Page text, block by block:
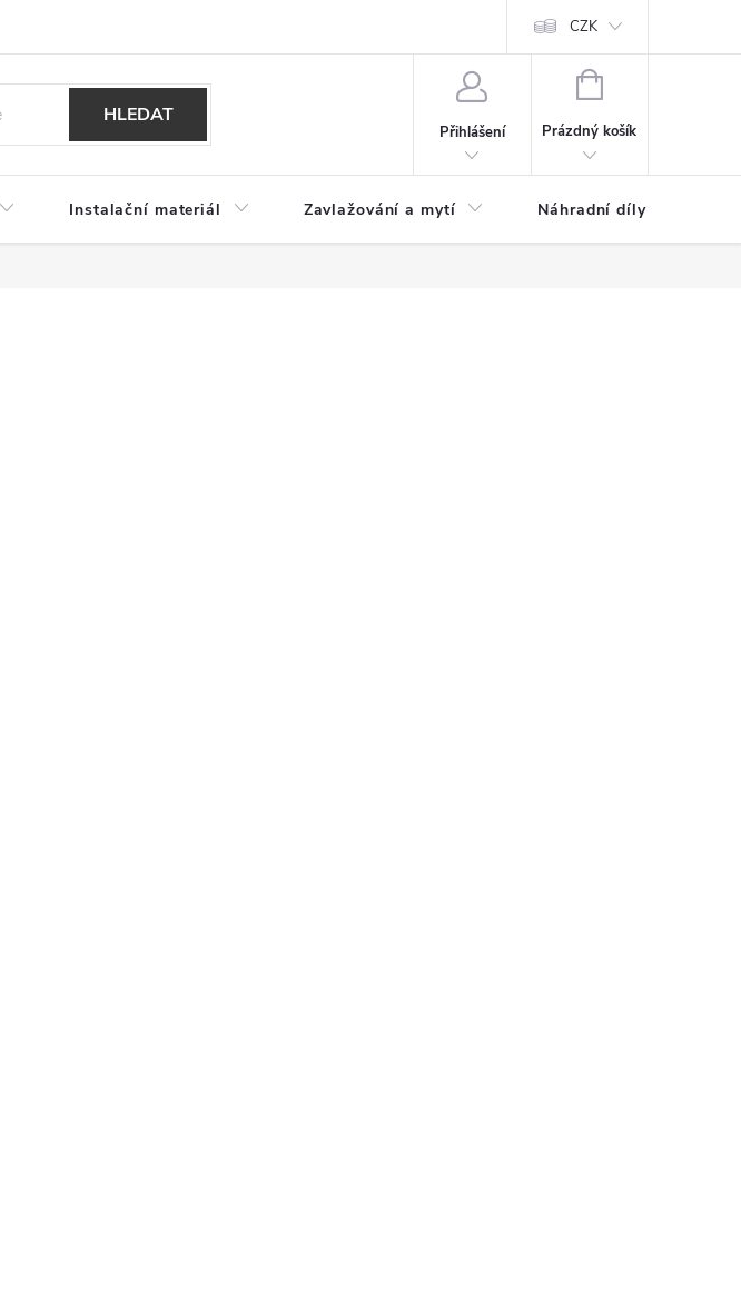
CZK
HLEDAT
Přihlášení
NÁKUPNÍ
Prázdný košík
Instalační materiál Zavlažování a mytí Náhradní díly